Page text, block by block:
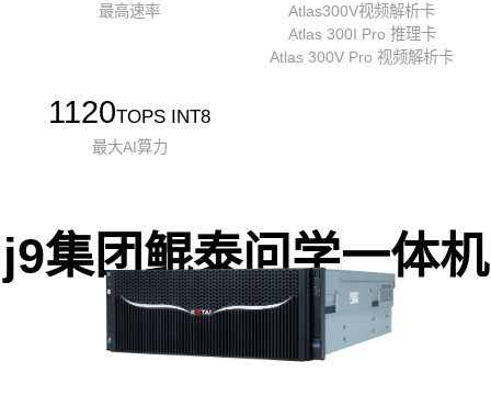
最高速率
Atlas300V视频解析卡
Atlas 300I Pro 推理卡
Atlas 300V Pro 视频解析卡
1120TOPS INT8
最大AI算力
j9集团鲲泰问学一体机